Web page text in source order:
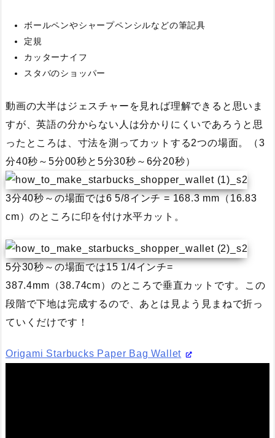
ボールペンやシャープペンシルなどの筆記具
定規
カッターナイフ
スタバのショッパー
動画の大半はジェスチャーを見れば理解できると思いま
すが、英語の分からない人は分かりにくいであろうと思
ったところは、寸法を測ってカットする2つの場面。（3
分40秒～5分00秒と5分30秒～6分20秒）
3分40秒～の場面では6 5/8インチ = 168.3 mm（16.83
cm）のところに印を付け水平カット。
5分30秒～の場面では15 1/4インチ=
387.4mm（38.74cm）のところで垂直カットです。この
段階で下地は完成するので、あとは見よう見まねで折っ
ていくだけです！
Origami Starbucks Paper Bag Wallet